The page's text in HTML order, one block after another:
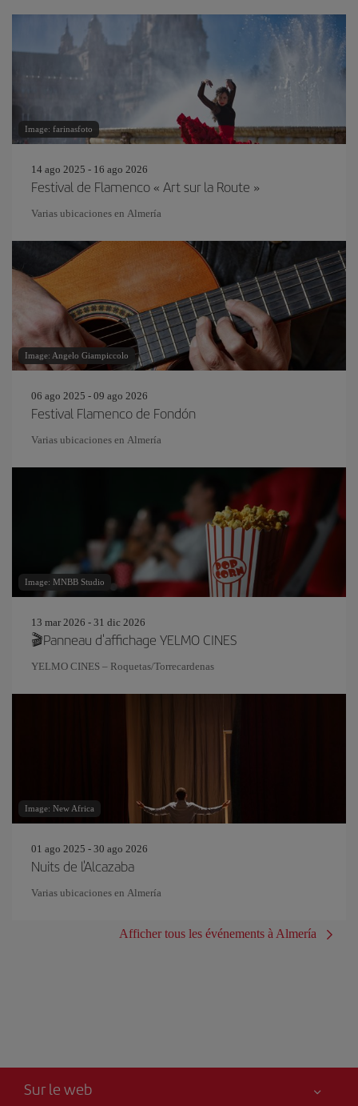
Image: farinasfoto
14 ago 2025 - 16 ago 2026
Festival de Flamenco « Art sur la Route »
Varias ubicaciones en Almería
Image: Angelo Giampiccolo
06 ago 2025 - 09 ago 2026
Festival Flamenco de Fondón
Varias ubicaciones en Almería
Image: MNBB Studio
13 mar 2026 - 31 dic 2026
🎬Panneau d'affichage YELMO CINES
YELMO CINES – Roquetas/Torrecardenas
Image: New Africa
01 ago 2025 - 30 ago 2026
Nuits de l'Alcazaba
Varias ubicaciones en Almería
Afficher tous les événements à Almería
Sur le web